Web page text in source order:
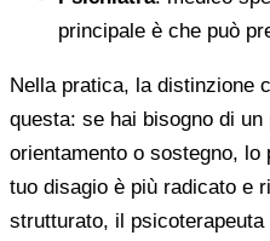
principale è che può
Nella pratica, la distinzione
questa: se hai bisogno di
orientamento o sostegno, lo
tuo disagio è più radicato e
strutturato, il